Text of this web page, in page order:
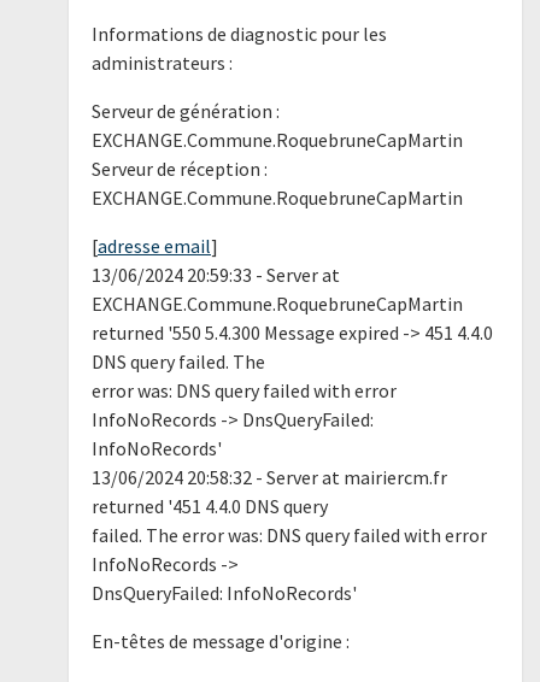
Informations de diagnostic pour les
administrateurs :
Serveur de génération :
EXCHANGE.Commune.RoquebruneCapMartin
Serveur de réception :
EXCHANGE.Commune.RoquebruneCapMartin
[adresse email]
13/06/2024 20:59:33 - Server at
EXCHANGE.Commune.RoquebruneCapMartin
returned '550 5.4.300 Message expired -> 451 4.4.0
DNS query failed. The
error was: DNS query failed with error
InfoNoRecords -> DnsQueryFailed:
InfoNoRecords'
13/06/2024 20:58:32 - Server at mairiercm.fr
returned '451 4.4.0 DNS query
failed. The error was: DNS query failed with error
InfoNoRecords ->
DnsQueryFailed: InfoNoRecords'
En-têtes de message d'origine :